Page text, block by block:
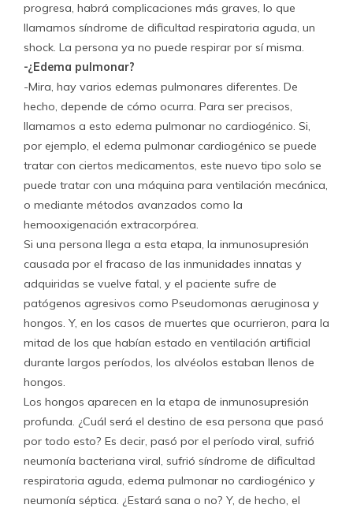
progresa, habrá complicaciones más graves, lo que
llamamos síndrome de dificultad respiratoria aguda, un
shock. La persona ya no puede respirar por sí misma.
-¿Edema pulmonar?
-Mira, hay varios edemas pulmonares diferentes. De
hecho, depende de cómo ocurra. Para ser precisos,
llamamos a esto edema pulmonar no cardiogénico. Si,
por ejemplo, el edema pulmonar cardiogénico se puede
tratar con ciertos medicamentos, este nuevo tipo solo se
puede tratar con una máquina para ventilación mecánica,
o mediante métodos avanzados como la
hemooxigenación extracorpórea.
Si una persona llega a esta etapa, la inmunosupresión
causada por el fracaso de las inmunidades innatas y
adquiridas se vuelve fatal, y el paciente sufre de
patógenos agresivos como Pseudomonas aeruginosa y
hongos. Y, en los casos de muertes que ocurrieron, para la
mitad de los que habían estado en ventilación artificial
durante largos períodos, los alvéolos estaban llenos de
hongos.
Los hongos aparecen en la etapa de inmunosupresión
profunda. ¿Cuál será el destino de esa persona que pasó
por todo esto? Es decir, pasó por el período viral, sufrió
neumonía bacteriana viral, sufrió síndrome de dificultad
respiratoria aguda, edema pulmonar no cardiogénico y
neumonía séptica. ¿Estará sana o no? Y, de hecho, el